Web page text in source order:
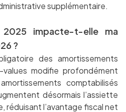
supplémentaire.
impacte-t-elle ma
?
des amortissements
modifie profondément
comptabilisés
désormais l’assiette
réduisant l’avantage fiscal net